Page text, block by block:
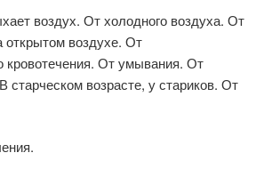
воздух. От холодного воздуха. От
открытом воздухе. От
кровотечения. От умывания. От
старческом возрасте, у стариков. От